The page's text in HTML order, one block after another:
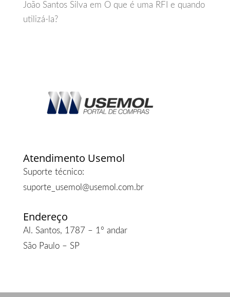
João Santos Silva em O que é uma RFI e quando
utilizá-la?
Atendimento Usemol
Suporte técnico:
suporte_usemol@usemol.com.br
Endereço
Al. Santos, 1787 – 1º andar
São Paulo – SP